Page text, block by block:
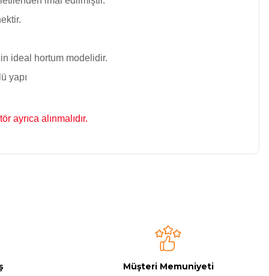
ideal hortum modelidir.
yapı
alınmalıdır.
Müşteri Memuniyeti